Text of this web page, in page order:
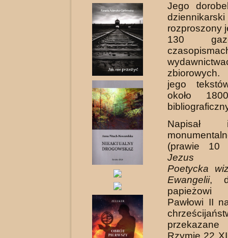
Jego
dziennikarski
rozproszony
130
zbiorowych.
jego
około
Napisał
(prawie 10
Jezus
Poetycka
Ewangelii,
Pawłowi II
Rzymie 22